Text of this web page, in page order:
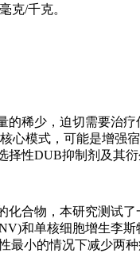
克/千克。
稀少，迫切需要治
心模式，可能是增强
性DUB抑制剂及其
化合物，本研究测试
和单核细胞增生李斯
最小的情况下减少两